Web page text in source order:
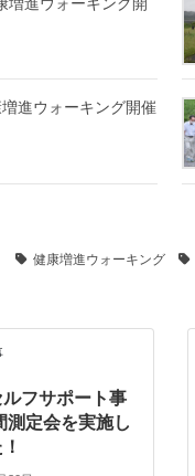
進ウォーキング開催
健康増進ウォーキング
フサポート事
測定会を実施し